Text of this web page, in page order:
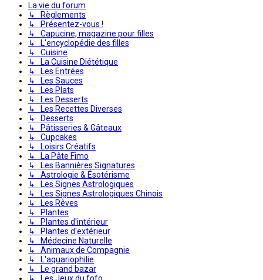
La vie du forum
↳ Règlements
↳ Présentez-vous !
↳ Capucine, magazine pour filles
↳ L'encyclopédie des filles
↳ Cuisine
↳ La Cuisine Diététique
↳ Les Entrées
↳ Les Sauces
↳ Les Plats
↳ Les Desserts
↳ Les Recettes Diverses
↳ Desserts
↳ Pâtisseries & Gâteaux
↳ Cupcakes
↳ Loisirs Créatifs
↳ La Pâte Fimo
↳ Les Bannières Signatures
↳ Astrologie & Ésotérisme
↳ Les Signes Astrologiques
↳ Les Signes Astrologiques Chinois
↳ Les Rêves
↳ Plantes
↳ Plantes d'intérieur
↳ Plantes d'extérieur
↳ Médecine Naturelle
↳ Animaux de Compagnie
↳ L'aquariophilie
↳ Le grand bazar